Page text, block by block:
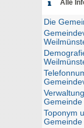
Alle
Die
Toponym